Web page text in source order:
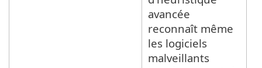
avancée
reconnaît même
les logiciels
malveillants